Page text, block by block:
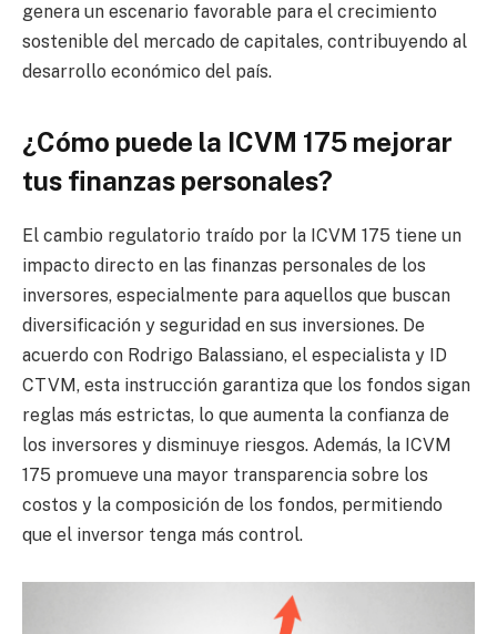
genera un escenario favorable para el crecimiento
sostenible del mercado de capitales, contribuyendo al
desarrollo económico del país.
¿Cómo puede la ICVM 175 mejorar
tus finanzas personales?
El cambio regulatorio traído por la ICVM 175 tiene un
impacto directo en las finanzas personales de los
inversores, especialmente para aquellos que buscan
diversificación y seguridad en sus inversiones. De
acuerdo con Rodrigo Balassiano, el especialista y ID
CTVM, esta instrucción garantiza que los fondos sigan
reglas más estrictas, lo que aumenta la confianza de
los inversores y disminuye riesgos. Además, la ICVM
175 promueve una mayor transparencia sobre los
costos y la composición de los fondos, permitiendo
que el inversor tenga más control.